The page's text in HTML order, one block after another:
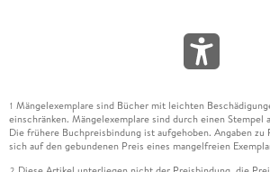
1 Mängelexemplare sind Bücher mit leichten
einschränken. Mängelexemplare sind durch einen Stempel
Die frühere Buchpreisbindung ist aufgehoben. Angaben zu
sich auf den gebundenen Preis eines mangelfreien